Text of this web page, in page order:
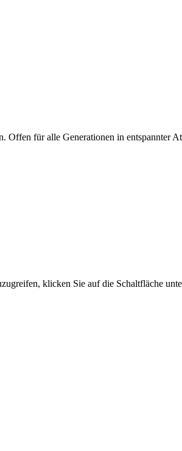
Offen für alle Generationen in entspannter
klicken Sie auf die Schaltfläche